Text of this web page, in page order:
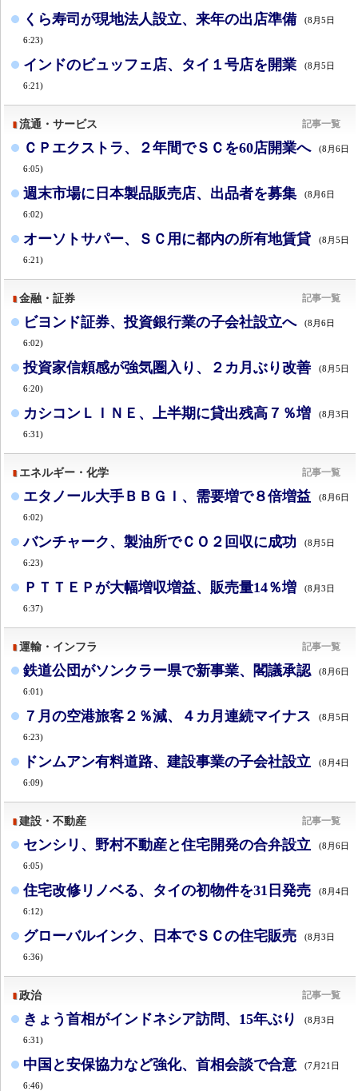
くら寿司が現地法人設立、来年の出店準備 (8月5日
6:23)
インドのビュッフェ店、タイ１号店を開業 (8月5日
6:21)
流通・サービス 記事一覧
ＣＰエクストラ、２年間でＳＣを60店開業へ (8月6日
6:05)
週末市場に日本製品販売店、出品者を募集 (8月6日
6:02)
オーソトサパー、ＳＣ用に都内の所有地賃貸 (8月5日
6:21)
金融・証券 記事一覧
ビヨンド証券、投資銀行業の子会社設立へ (8月6日
6:02)
投資家信頼感が強気圏入り、２カ月ぶり改善 (8月5日
6:20)
カシコンＬＩＮＥ、上半期に貸出残高７％増 (8月3日
6:31)
エネルギー・化学 記事一覧
エタノール大手ＢＢＧＩ、需要増で８倍増益 (8月6日
6:02)
バンチャーク、製油所でＣＯ２回収に成功 (8月5日
6:23)
ＰＴＴＥＰが大幅増収増益、販売量14％増 (8月3日
6:37)
運輸・インフラ 記事一覧
鉄道公団がソンクラー県で新事業、閣議承認 (8月6日
6:01)
７月の空港旅客２％減、４カ月連続マイナス (8月5日
6:23)
ドンムアン有料道路、建設事業の子会社設立 (8月4日
6:09)
建設・不動産 記事一覧
センシリ、野村不動産と住宅開発の合弁設立 (8月6日
6:05)
住宅改修リノベる、タイの初物件を31日発売 (8月4日
6:12)
グローバルインク、日本でＳＣの住宅販売 (8月3日
6:36)
政治 記事一覧
きょう首相がインドネシア訪問、15年ぶり (8月3日
6:31)
中国と安保協力など強化、首相会談で合意 (7月21日
6:46)